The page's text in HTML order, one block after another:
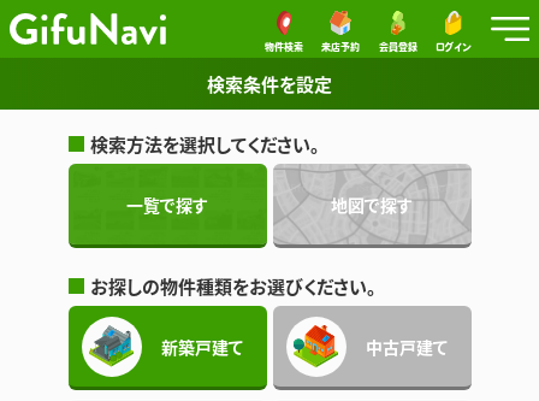
物件検索 来店予約 会員登録 ログイン
検索条件を設定
検索方法を選択してください。
一覧で探す 地図で探す
お探しの物件種類をお選びください。
新築戸建て 中古戸建て